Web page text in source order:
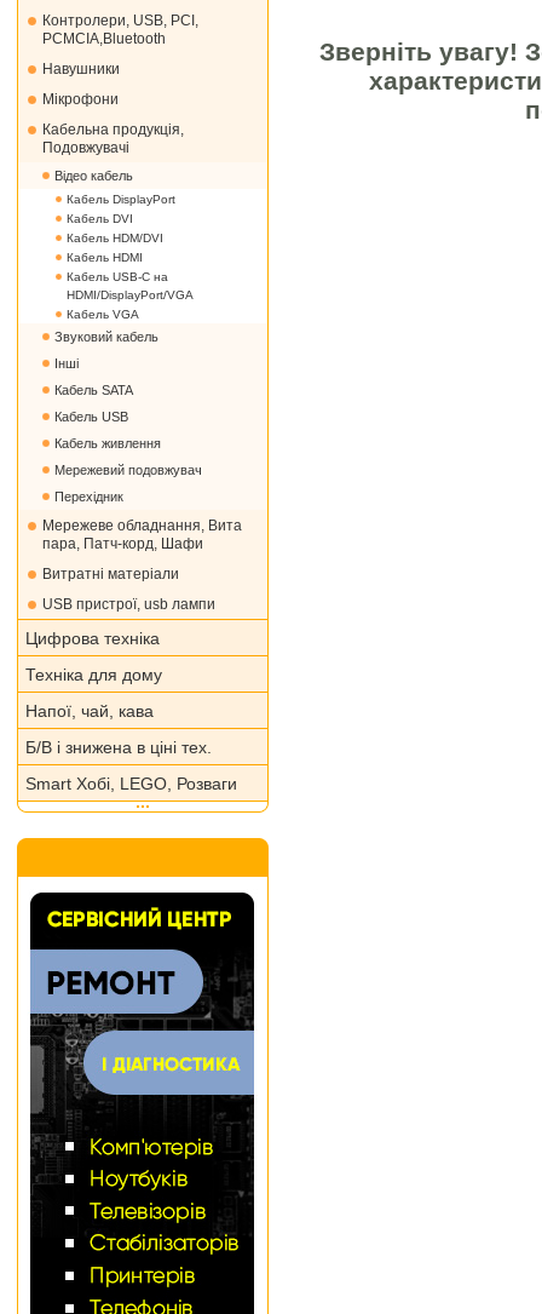
Контролери, USB, PCI,
PCMCIA,Bluetooth
Навушники
Мікрофони
Кабельна продукція,
Подовжувачі
Відео кабель
Кабель DisplayPort
Кабель DVI
Кабель HDM/DVI
Кабель HDMI
Кабель USB-C на
HDMI/DisplayPort/VGA
Кабель VGA
Звуковий кабель
Інші
Кабель SATA
Кабель USB
Кабель живлення
Мережевий подовжувач
Перехідник
Мережеве обладнання, Вита
пара, Патч-корд, Шафи
Витратні матеріали
USB пристрої, usb лампи
Цифрова техніка
Техніка для дому
Напої, чай, кава
Б/В і знижена в ціні тех.
Smart Хобі, LEGO, Розваги
Зверніть увагу!